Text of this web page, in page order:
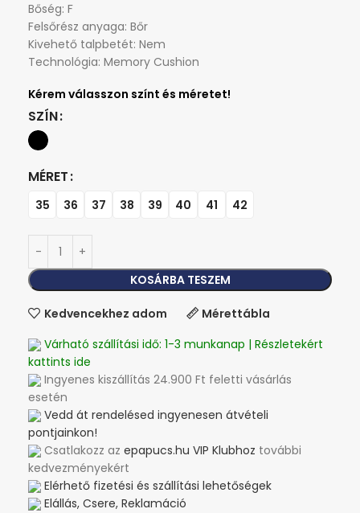
Bőség: F
Felsőrész anyaga: Bőr
Kivehető talpbetét: Nem
Technológia: Memory Cushion
SZÍN
MÉRET
35 36 37 38 39 40 41 42
KOSÁRBA TESZEM
Kedvencekhez adom
Mérettábla
Várható szállítási idő: 1-3 munkanap | Részletekért
kattints ide
Ingyenes kiszállítás 24.900 Ft feletti vásárlás
esetén
Vedd át rendelésed ingyenesen átvételi
pontjainkon!
Csatlakozz az epapucs.hu VIP Klubhoz további
kedvezményekért
Elérhető fizetési és szállítási lehetőségek
Elállás, Csere, Reklamáció